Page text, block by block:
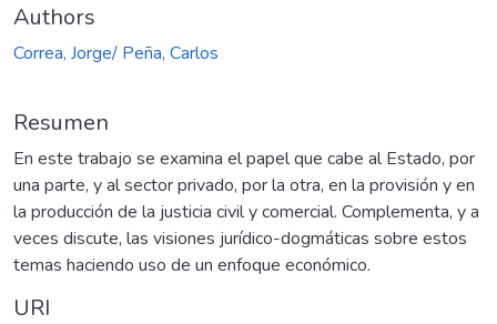
Authors
Correa, Jorge/ Peña, Carlos
Resumen
En este trabajo se examina el papel que cabe al Estado, por
una parte, y al sector privado, por la otra, en la provisión y en
la producción de la justicia civil y comercial. Complementa, y a
veces discute, las visiones jurídico-dogmáticas sobre estos
temas haciendo uso de un enfoque económico.
URI